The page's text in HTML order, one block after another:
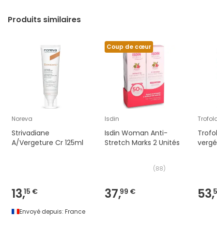
Produits similaires
Noreva
Strivadiane
A/Vergeture Cr 125ml
13,15 €
Envoyé depuis: France
Coup de cœur
Isdin
Isdin Woman Anti-
Stretch Marks 2 Unités
(88)
37,99 € 53,